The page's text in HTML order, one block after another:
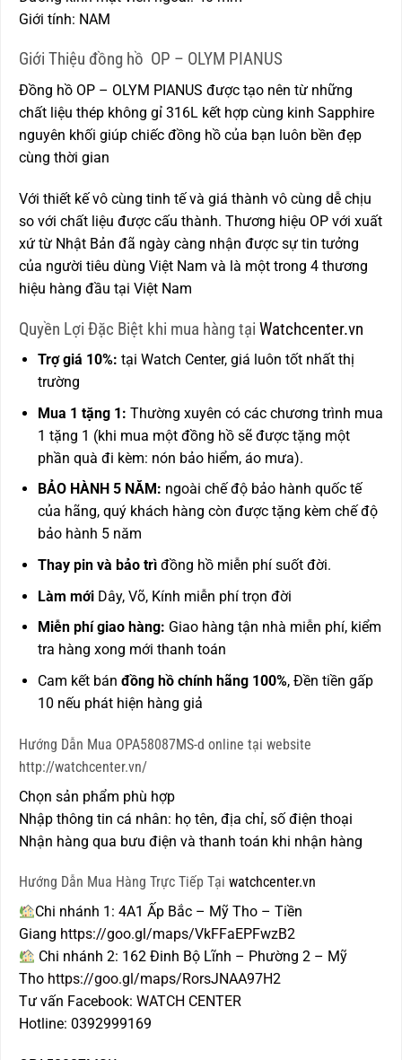
Giới tính: NAM
Giới Thiệu đồng hồ OP – OLYM PIANUS
Đồng hồ OP – OLYM PIANUS được tạo nên từ những
chất liệu thép không gỉ 316L kết hợp cùng kinh Sapphire
nguyên khối giúp chiếc đồng hồ của bạn luôn bền đẹp
cùng thời gian
Với thiết kế vô cùng tinh tế và giá thành vô cùng dễ chịu
so với chất liệu được cấu thành. Thương hiệu OP với xuất
xứ từ Nhật Bản đã ngày càng nhận được sự tin tưởng
của người tiêu dùng Việt Nam và là một trong 4 thương
hiệu hàng đầu tại Việt Nam
Quyền Lợi Đặc Biệt khi mua hàng tại Watchcenter.vn
Trợ giá 10%: tại Watch Center, giá luôn tốt nhất thị
trường
Mua 1 tặng 1: Thường xuyên có các chương trình mua
1 tặng 1 (khi mua một đồng hồ sẽ được tặng một
phần quà đi kèm: nón bảo hiểm, áo mưa).
BẢO HÀNH 5 NĂM: ngoài chế độ bảo hành quốc tế
của hãng, quý khách hàng còn được tặng kèm chế độ
bảo hành 5 năm
Thay pin và bảo trìđồng hồ miễn phí suốt đời.
Làm mới Dây, Võ, Kính miễn phí trọn đời
Miễn phí giao hàng: Giao hàng tận nhà miễn phí, kiểm
tra hàng xong mới thanh toán
Cam kết bán đồng hồ chính hãng 100%, Đền tiền gấp
10 nếu phát hiện hàng giả
Hướng Dẫn Mua OPA58087MS-d online tại website
http://watchcenter.vn/
Chọn sản phẩm phù hợp
Nhập thông tin cá nhân: họ tên, địa chỉ, số điện thoại
Nhận hàng qua bưu điện và thanh toán khi nhận hàng
Hướng Dẫn Mua Hàng Trực Tiếp Tại watchcenter.vn
Chi nhánh 1: 4A1 Ấp Bắc – Mỹ Tho – Tiền
Giang https://goo.gl/maps/VkFFaEPFwzB2
Chi nhánh 2: 162 Đinh Bộ Lĩnh – Phường 2 – Mỹ
Tho https://goo.gl/maps/RorsJNAA97H2
Tư vấn Facebook: WATCH CENTER
Hotline: 0392999169